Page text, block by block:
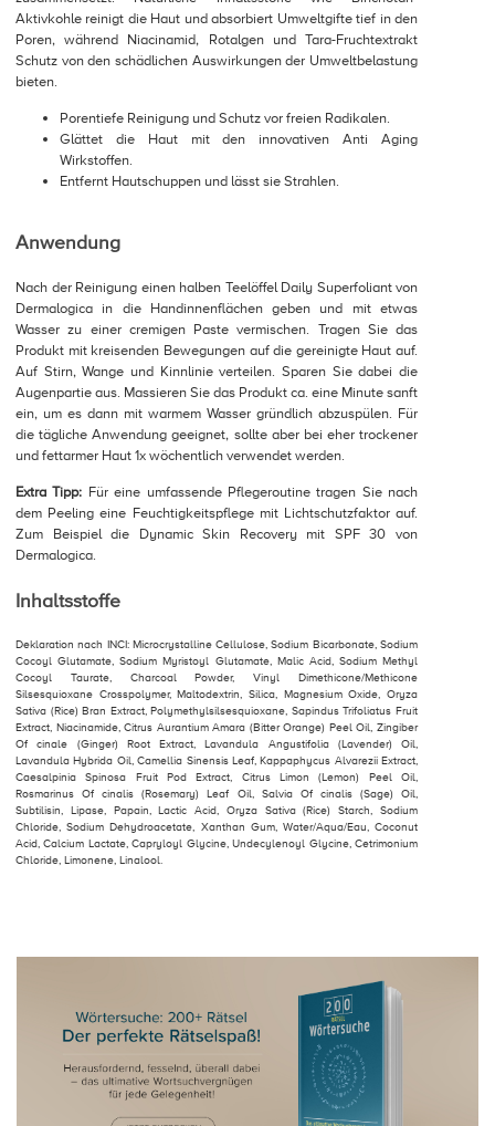
Aktivkohle reinigt die Haut und absorbiert Umweltgifte tief in den
Poren, während Niacinamid, Rotalgen und Tara-Fruchtextrakt
Schutz von den schädlichen Auswirkungen der Umweltbelastung
bieten.
Porentiefe Reinigung und Schutz vor freien Radikalen.
Glättet die Haut mit den innovativen Anti Aging
Wirkstoffen.
Entfernt Hautschuppen und lässt sie Strahlen.
Anwendung
Nach der Reinigung einen halben Teelöffel Daily Superfoliant von
Dermalogica in die Handinnenflächen geben und mit etwas
Wasser zu einer cremigen Paste vermischen. Tragen Sie das
Produkt mit kreisenden Bewegungen auf die gereinigte Haut auf.
Auf Stirn, Wange und Kinnlinie verteilen. Sparen Sie dabei die
Augenpartie aus. Massieren Sie das Produkt ca. eine Minute sanft
ein, um es dann mit warmem Wasser gründlich abzuspülen. Für
die tägliche Anwendung geeignet, sollte aber bei eher trockener
und fettarmer Haut 1x wöchentlich verwendet werden.
Extra Tipp: Für eine umfassende Pflegeroutine tragen Sie nach
dem Peeling eine Feuchtigkeitspflege mit Lichtschutzfaktor auf.
Zum Beispiel die Dynamic Skin Recovery mit SPF 30 von
Dermalogica.
Inhaltsstoffe
Deklaration nach INCI: Microcrystalline Cellulose, Sodium Bicarbonate, Sodium
Cocoyl Glutamate, Sodium Myristoyl Glutamate, Malic Acid, Sodium Methyl
Cocoyl Taurate, Charcoal Powder, Vinyl Dimethicone/Methicone
Silsesquioxane Crosspolymer, Maltodextrin, Silica, Magnesium Oxide, Oryza
Sativa (Rice) Bran Extract, Polymethylsilsesquioxane, Sapindus Trifoliatus Fruit
Extract, Niacinamide, Citrus Aurantium Amara (Bitter Orange) Peel Oil, Zingiber
Of cinale (Ginger) Root Extract, Lavandula Angustifolia (Lavender) Oil,
Lavandula Hybrida Oil, Camellia Sinensis Leaf, Kappaphycus Alvarezii Extract,
Caesalpinia Spinosa Fruit Pod Extract, Citrus Limon (Lemon) Peel Oil,
Rosmarinus Of cinalis (Rosemary) Leaf Oil, Salvia Of cinalis (Sage) Oil,
Subtilisin, Lipase, Papain, Lactic Acid, Oryza Sativa (Rice) Starch, Sodium
Chloride, Sodium Dehydroacetate, Xanthan Gum, Water/Aqua/Eau, Coconut
Acid, Calcium Lactate, Capryloyl Glycine, Undecylenoyl Glycine, Cetrimonium
Chloride, Limonene, Linalool.